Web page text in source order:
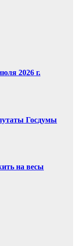
2026 г.
Госдумы
на весы